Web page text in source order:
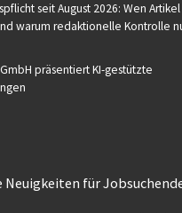
seit August 2026: Wen
warum redaktionelle Kontrolle
präsentiert KI-gestützte
für